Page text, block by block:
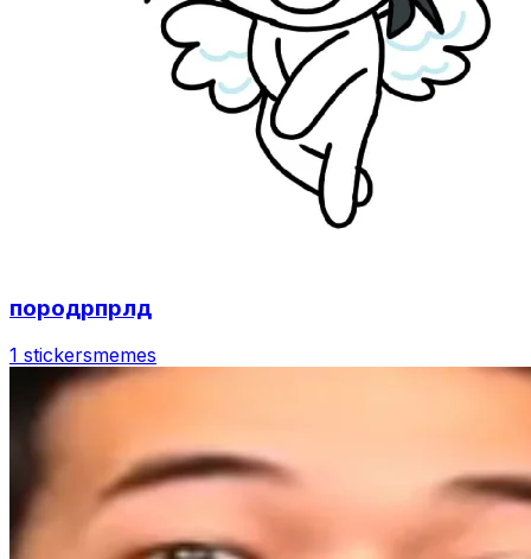
породрпрлд
1 stickersmemes